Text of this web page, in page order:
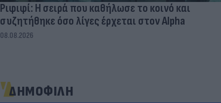
Ριφιφί: Η σειρά που καθήλωσε το κοινό και
συζητήθηκε όσο λίγες έρχεται στον Alpha
08.08.2026
ΔΗΜΟΦΙΛΗ